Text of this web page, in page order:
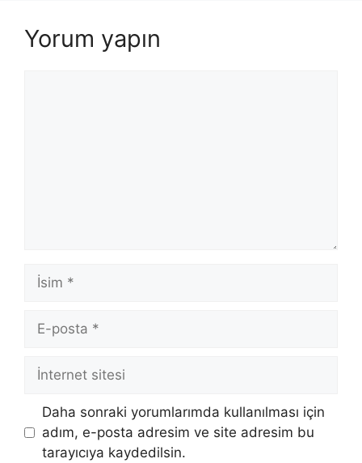
Yorum yapın
İsim
posta
İnternet
sitesi
Daha sonraki yorumlarımda kullanılması için
adım, e-posta adresim ve site adresim bu
tarayıcıya kaydedilsin.